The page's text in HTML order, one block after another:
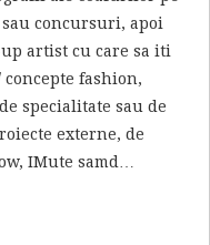
concursuri, apoi
artist cu care sa iti
fashion,
specialitate sau de
externe, de
IMute samd…